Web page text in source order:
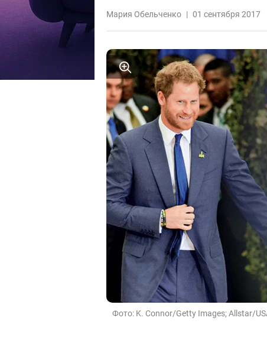
Мария Обельченко | 01 сентября 2017
Фото: K. Connor/Getty Images; Allstar/